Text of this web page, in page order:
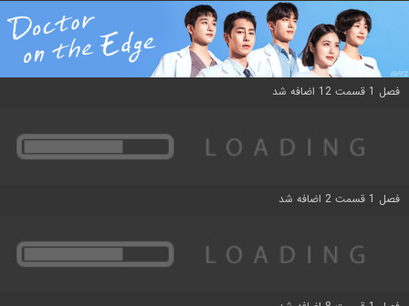
فصل 1 قسمت 12 اضافه شد
فصل 1 قسمت 2 اضافه شد